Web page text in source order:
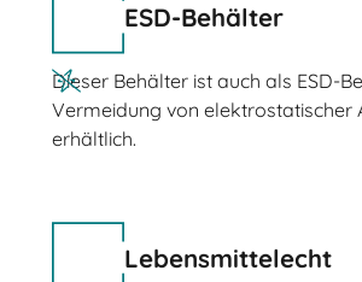
ESD-Behälter
Dieser Behälter ist auch als ESD-
Vermeidung von elektrostatischer
erhältlich.
Lebensmittelecht